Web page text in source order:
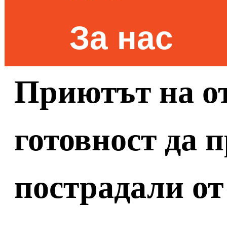
За нас
Приютът на
готовност да
пострадали